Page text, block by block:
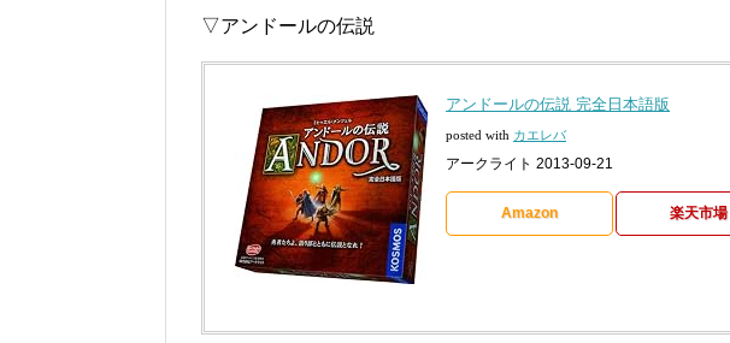
▽アンドールの伝説
アンドールの伝説 完全日本語版
posted with カエレバ
アークライト 2013-09-21
Amazon 楽天市場